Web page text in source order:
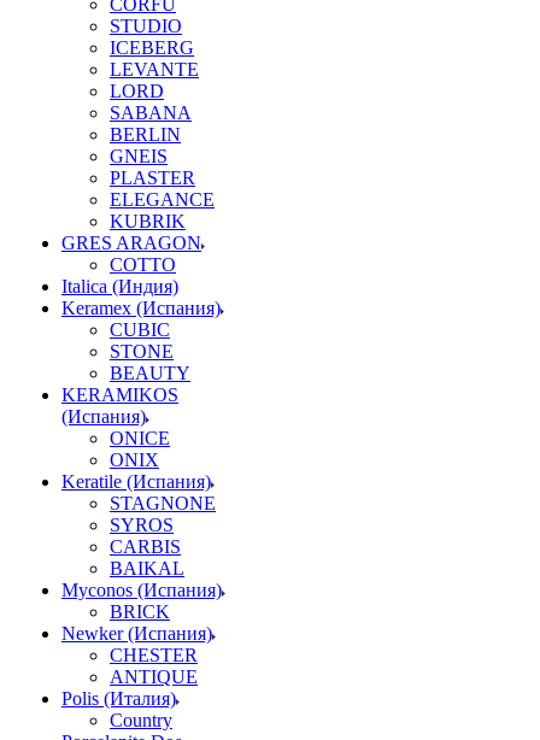
CORFU
STUDIO
ICEBERG
LEVANTE
LORD
SABANA
BERLIN
GNEIS
PLASTER
ELEGANCE
KUBRIK
GRES ARAGON
COTTO
Italica (Индия)
Keramex (Испания)
CUBIC
STONE
BEAUTY
KERAMIKOS
(Испания)
ONICE
ONIX
Keratile (Испания)
STAGNONE
SYROS
CARBIS
BAIKAL
Myconos (Испания)
BRICK
Newker (Испания)
CHESTER
ANTIQUE
Polis (Италия)
Country